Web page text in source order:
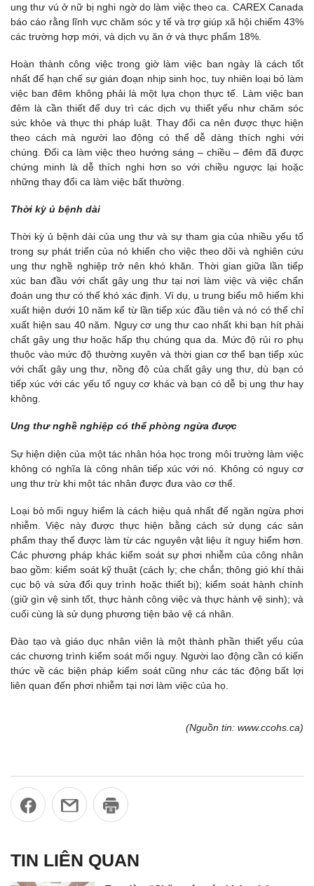
ung thư vú ở nữ bị nghi ngờ do làm việc theo ca. CAREX Canada
báo cáo rằng lĩnh vực chăm sóc y tế và trợ giúp xã hội chiếm 43%
các trường hợp mới, và dịch vụ ăn ở và thực phẩm 18%.
Hoàn thành công việc trong giờ làm việc ban ngày là cách tốt
nhất để hạn chế sự gián đoạn nhịp sinh học, tuy nhiên loại bỏ làm
việc ban đêm không phải là một lựa chọn thực tế. Làm việc ban
đêm là cần thiết để duy trì các dịch vụ thiết yếu như chăm sóc
sức khỏe và thực thi pháp luật. Thay đổi ca nên được thực hiện
theo cách mà người lao động có thể dễ dàng thích nghi với
chúng. Đổi ca làm việc theo hướng sáng – chiều – đêm đã được
chứng minh là dễ thích nghi hơn so với chiều ngược lại hoặc
những thay đổi ca làm việc bất thường.
Thời kỳ ủ bệnh dài
Thời kỳ ủ bệnh dài của ung thư và sự tham gia của nhiều yếu tố
trong sự phát triển của nó khiến cho việc theo dõi và nghiên cứu
ung thư nghề nghiệp trở nên khó khăn. Thời gian giữa lần tiếp
xúc ban đầu với chất gây ung thư tại nơi làm việc và việc chẩn
đoán ung thư có thể khó xác định. Ví dụ, u trung biểu mô hiếm khi
xuất hiện dưới 10 năm kể từ lần tiếp xúc đầu tiên và nó có thể chỉ
xuất hiện sau 40 năm. Nguy cơ ung thư cao nhất khi bạn hít phải
chất gây ung thư hoặc hấp thụ chúng qua da. Mức độ rủi ro phụ
thuộc vào mức độ thường xuyên và thời gian cơ thể bạn tiếp xúc
với chất gây ung thư, nồng độ của chất gây ung thư, dù bạn có
tiếp xúc với các yếu tố nguy cơ khác và bạn có dễ bị ung thư hay
không.
Ung thư nghề nghiệp có thể phòng ngừa được
Sự hiện diện của một tác nhân hóa học trong môi trường làm việc
không có nghĩa là công nhân tiếp xúc với nó. Không có nguy cơ
ung thư trừ khi một tác nhân được đưa vào cơ thể.
Loại bỏ mối nguy hiểm là cách hiệu quả nhất để ngăn ngừa phơi
nhiễm. Việc này được thực hiện bằng cách sử dụng các sản
phẩm thay thế được làm từ các nguyên vật liệu ít nguy hiểm hơn.
Các phương pháp khác kiểm soát sự phơi nhiễm của công nhân
bao gồm: kiểm soát kỹ thuật (cách ly; che chắn; thông gió khí thải
cục bộ và sửa đổi quy trình hoặc thiết bị); kiểm soát hành chính
(giữ gìn vệ sinh tốt, thực hành công việc và thực hành vệ sinh); và
cuối cùng là sử dụng phương tiện bảo vệ cá nhân.
Đào tạo và giáo dục nhân viên là một thành phần thiết yếu của
các chương trình kiểm soát mối nguy. Người lao động cần có kiến
​​thức về các biện pháp kiểm soát cũng như các tác động bất lợi
liên quan đến phơi nhiễm tại nơi làm việc của họ.
(Nguồn tin: www.ccohs.ca)
TIN LIÊN QUAN